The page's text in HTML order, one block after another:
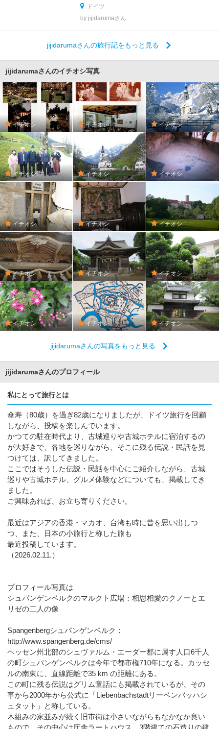
ドイツ
by jijidarumaさん
jijidarumaさんの旅行記をもっと見る
jijidarumaさんのイチオシ写真
イチオシ イチオシ イチオシ
イチオシ イチオシ イチオシ
イチオシ イチオシ イチオシ
イチオシ イチオシ イチオシ
イチオシ イチオシ イチオシ
jijidarumaさんの写真をもっと見る
jijidarumaさんのプロフィール
私にとって旅行とは
傘寿（80歳）を過ぎ82歳になりましたが、ドイツ旅行を回顧
しながら、投稿を楽しんでいます。
かつての駐在時代より、古城巡りや古城ホテルに宿泊するの
が大好きで、各地を巡りながら、そこに残る伝説・民話を見
つけては、訳してきました。
ここではそうした伝説・民話を中心にご紹介しながら、古城
巡りや古城ホテル、グルメ体験などについても、掲載してき
ました。
ご興味あれば、お立ち寄りください。
最近はアジアの香港・マカオ、台湾も時に昔を思い出しつ
つ、また、日本の小旅行と称した旅も
最近投稿しています。
（2026.02.11.）
プロフィール写真は
シュパンゲンベルクのマルクト広場：相思相愛のクノーとエ
リゼの二人の像
Spangenbergシュパンゲンベルク：
http://www.spangenberg.de/cms/
ヘッセン州北部のシュヴァルム・エーダー郡に属す人口6千人
の町シュパンゲンベルクは今年で都市権710年になる。カッセ
ルの南東に、直線距離で35 km の距離にある。
この町に残る伝説はグリム童話にも掲載されているが、その
事から2000年から公式に「Liebenbachstadtリーベンバッハシ
ュタット」と称している。
木組みの家並みが続く旧市街は小さいながらもなかなか良い
もので、その中心は庁舎ラートハウス、3階建ての石造りの建